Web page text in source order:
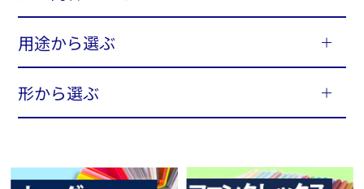
用途から選ぶ
形から選ぶ